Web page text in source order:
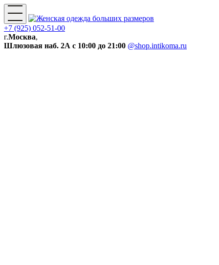
+7 (925) 052-51-00
г.Москва,
Шлюзовая наб. 2А с 10:00 до 21:00 @shop.intikoma.ru